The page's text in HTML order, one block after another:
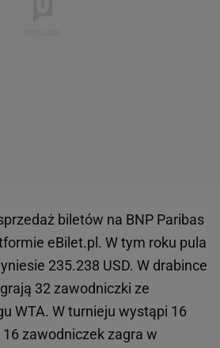
biletów na BNP Paribas
eBilet.pl. W tym roku pula
235.238 USD. W drabince
32 zawodniczki ze
WTA. W turnieju wystąpi 16
zawodniczek zagra w